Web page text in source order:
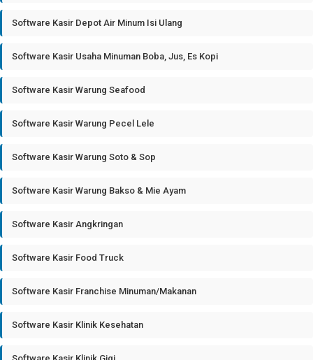
Software Kasir Depot Air Minum Isi Ulang
Software Kasir Usaha Minuman Boba, Jus, Es Kopi
Software Kasir Warung Seafood
Software Kasir Warung Pecel Lele
Software Kasir Warung Soto & Sop
Software Kasir Warung Bakso & Mie Ayam
Software Kasir Angkringan
Software Kasir Food Truck
Software Kasir Franchise Minuman/Makanan
Software Kasir Klinik Kesehatan